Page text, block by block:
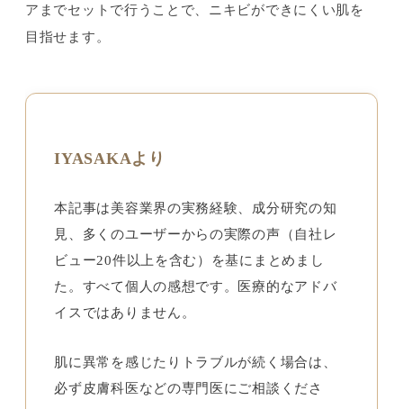
アまでセットで行うことで、ニキビができにくい肌を
目指せます。
IYASAKAより
本記事は美容業界の実務経験、成分研究の知
見、多くのユーザーからの実際の声（自社レ
ビュー20件以上を含む）を基にまとめまし
た。すべて個人の感想です。医療的なアドバ
イスではありません。
肌に異常を感じたりトラブルが続く場合は、
必ず皮膚科医などの専門医にご相談くださ